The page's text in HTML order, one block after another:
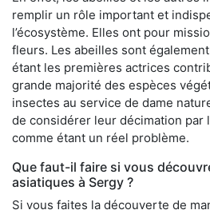
remplir un rôle important et
l’écosystème. Elles ont pour
fleurs. Les abeilles sont
étant les premières actrices
grande majorité des espèces
insectes au service de dame
de considérer leur décimation par
comme étant un réel problème.
Que faut-il faire si vous
asiatiques à Sergy ?
Si vous faites la découverte de